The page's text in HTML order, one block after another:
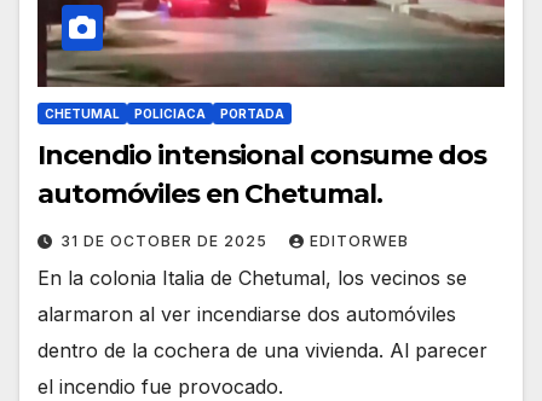
CHETUMAL POLICIACA PORTADA
Incendio intensional consume dos
automóviles en Chetumal.
31 DE OCTOBER DE 2025 EDITORWEB
En la colonia Italia de Chetumal, los vecinos se
alarmaron al ver incendiarse dos automóviles
dentro de la cochera de una vivienda. Al parecer
el incendio fue provocado.